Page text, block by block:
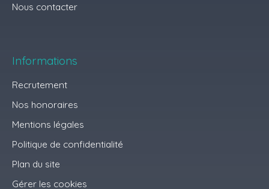
Nous contacter
Informations
Recrutement
Nos honoraires
Mentions légales
Politique de confidentialité
Plan du site
Gérer les cookies